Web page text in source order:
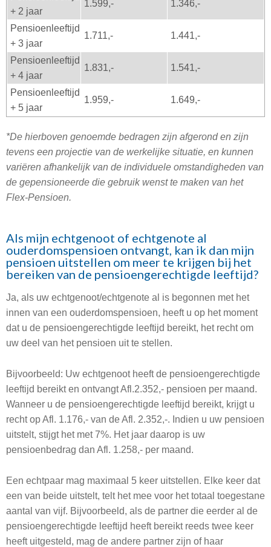
+ 2 jaar
1.599,- 1.346,-
Pensioenleeftijd
+ 3 jaar
1.711,- 1.441,-
Pensioenleeftijd
+ 4 jaar
1.831,- 1.541,-
Pensioenleeftijd
+ 5 jaar
1.959,- 1.649,-
*De hierboven genoemde bedragen zijn afgerond en zijn
tevens een projectie van de werkelijke situatie, en kunnen
variëren afhankelijk van de individuele omstandigheden van
de gepensioneerde die gebruik wenst te maken van het
Flex-Pensioen.
Als mijn echtgenoot of echtgenote al
ouderdomspensioen ontvangt, kan ik dan mijn
pensioen uitstellen om meer te krijgen bij het
bereiken van de pensioengerechtigde leeftijd?
Ja, als uw echtgenoot/echtgenote al is begonnen met het
innen van een ouderdomspensioen, heeft u op het moment
dat u de pensioengerechtigde leeftijd bereikt, het recht om
uw deel van het pensioen uit te stellen.
Bijvoorbeeld: Uw echtgenoot heeft de pensioengerechtigde
leeftijd bereikt en ontvangt Afl.2.352,- pensioen per maand.
Wanneer u de pensioengerechtigde leeftijd bereikt, krijgt u
recht op Afl. 1.176,- van de Afl. 2.352,-. Indien u uw pensioen
uitstelt, stijgt het met 7%. Het jaar daarop is uw
pensioenbedrag dan Afl. 1.258,- per maand.
Een echtpaar mag maximaal 5 keer uitstellen. Elke keer dat
een van beide uitstelt, telt het mee voor het totaal toegestane
aantal van vijf. Bijvoorbeeld, als de partner die eerder al de
pensioengerechtigde leeftijd heeft bereikt reeds twee keer
heeft uitgesteld, mag de andere partner zijn of haar